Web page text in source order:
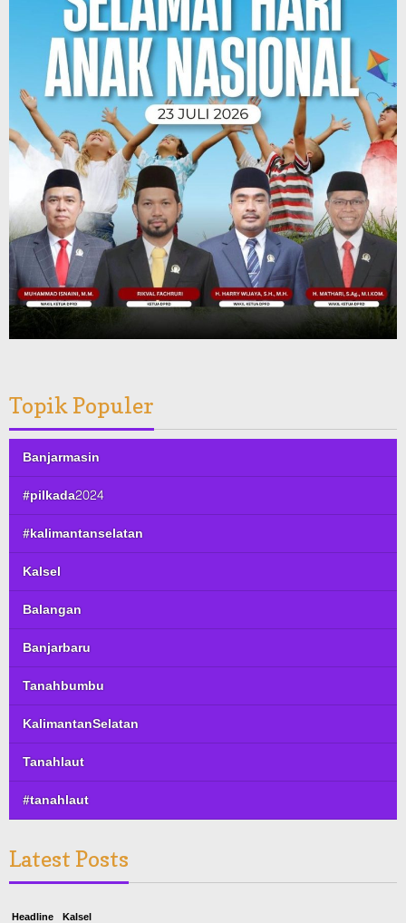
Topik Populer
Banjarmasin
#pilkada2024
#kalimantanselatan
Kalsel
Balangan
Banjarbaru
Tanahbumbu
KalimantanSelatan
Tanahlaut
#tanahlaut
Latest Posts
Headline Kalsel